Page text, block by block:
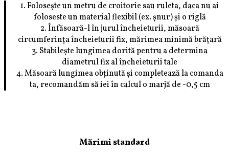
1. Folosește un metru de croitorie sau ruleta, daca nu ai
foloseste un material flexibil (ex. șnur) și o riglă
2. Înfăsoară-l în jurul încheieturii, măsoară
circumferința încheieturii fix, mărimea minimă brățară
3. Stabilește lungimea dorită pentru a determina
diametrul fix al încheieturii tale
4. Măsoară lungimea obținută și completează la comanda
ta, recomandăm să iei în calcul o marjă de -0,5 cm
Mărimi standard